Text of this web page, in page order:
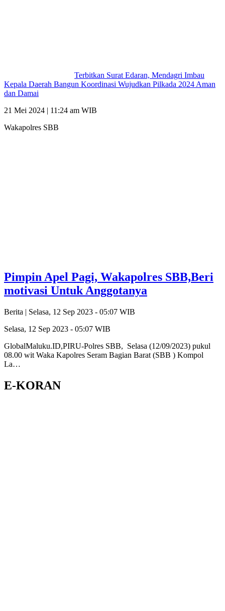
Terbitkan Surat Edaran, Mendagri Imbau
Kepala Daerah Bangun Koordinasi Wujudkan Pilkada 2024 Aman
dan Damai
21 Mei 2024 | 11:24 am WIB
Wakapolres SBB
Pimpin Apel Pagi, Wakapolres SBB,Beri
motivasi Untuk Anggotanya
Berita | Selasa, 12 Sep 2023 - 05:07 WIB
Selasa, 12 Sep 2023 - 05:07 WIB
GlobalMaluku.ID,PIRU-Polres SBB, Selasa (12/09/2023) pukul
08.00 wit Waka Kapolres Seram Bagian Barat (SBB ) Kompol
La…
E-KORAN